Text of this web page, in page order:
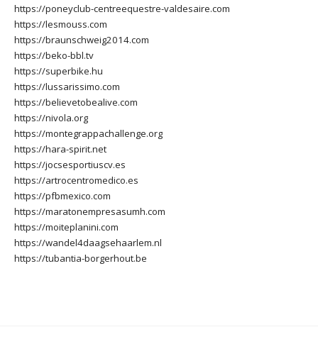
https://poneyclub-centreequestre-valdesaire.com
https://lesmouss.com
https://braunschweig2014.com
https://beko-bbl.tv
https://superbike.hu
https://lussarissimo.com
https://believetobealive.com
https://nivola.org
https://montegrappachallenge.org
https://hara-spirit.net
https://jocsesportiuscv.es
https://artrocentromedico.es
https://pfbmexico.com
https://maratonempresasumh.com
https://moiteplanini.com
https://wandel4daagsehaarlem.nl
https://tubantia-borgerhout.be